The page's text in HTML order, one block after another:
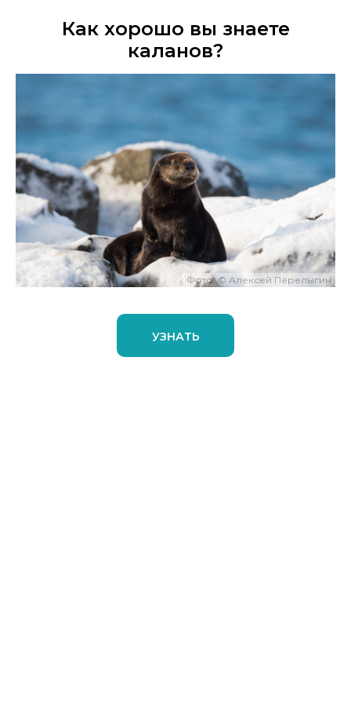
Как хорошо вы знаете
каланов?
Фото: © Алексей Перелыгин
УЗНАТЬ